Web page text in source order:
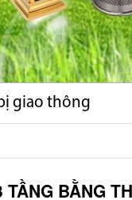
giao thông
BẰNG